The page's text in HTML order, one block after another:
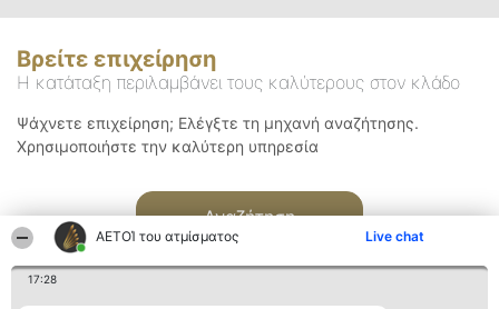
ΑΕΤΟΊ του ατμίσματος Live chat
17:28
Βρείτε επιχείρηση
Η κατάταξη περιλαμβάνει τους καλύτερους στον κλάδο
Ψάχνετε επιχείρηση; Ελέγξτε τη μηχανή αναζήτησης.
Χρησιμοποιήστε την καλύτερη υπηρεσία
Αναζήτηση